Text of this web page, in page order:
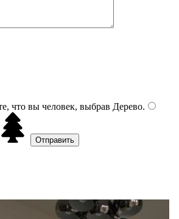
что вы человек, выбрав Дерево.